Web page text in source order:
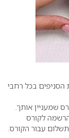
הסניפים בכל רחבי
שמעניין אותך.
לקורס
עבור הקורס.